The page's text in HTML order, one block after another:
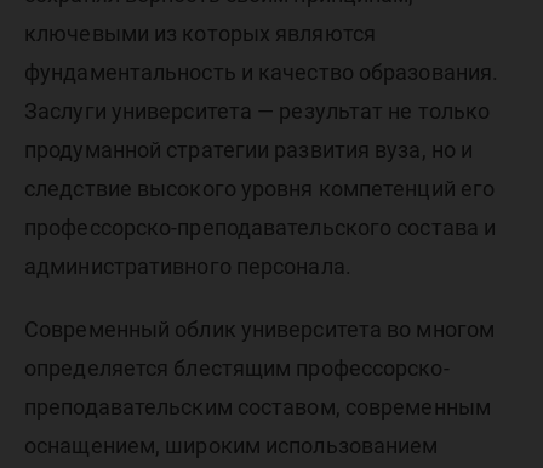
ключевыми из которых являются
фундаментальность и качество образования.
Заслуги университета — результат не только
продуманной стратегии развития вуза, но и
следствие высокого уровня компетенций его
профессорско-преподавательского состава и
административного персонала.
Современный облик университета во многом
определяется блестящим профессорско-
преподавательским составом, современным
оснащением, широким использованием